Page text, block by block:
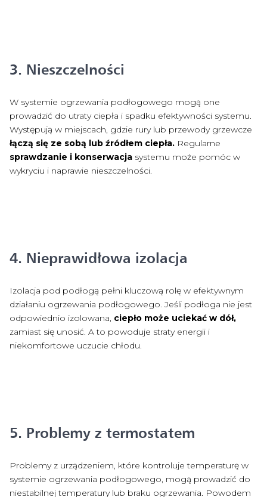
3. Nieszczelności
W systemie ogrzewania podłogowego mogą one
prowadzić do utraty ciepła i spadku efektywności systemu.
Występują w miejscach, gdzie rury lub przewody grzewcze
łączą się ze sobą lub źródłem ciepła. Regularne
sprawdzanie i konserwacja systemu może pomóc w
wykryciu i naprawie nieszczelności.
4. Nieprawidłowa izolacja
Izolacja pod podłogą pełni kluczową rolę w efektywnym
działaniu ogrzewania podłogowego. Jeśli podłoga nie jest
odpowiednio izolowana, ciepło może uciekać w dół,
zamiast się unosić. A to powoduje straty energii i
niekomfortowe uczucie chłodu.
5. Problemy z termostatem
Problemy z urządzeniem, które kontroluje temperaturę w
systemie ogrzewania podłogowego, mogą prowadzić do
niestabilnej temperatury lub braku ogrzewania. Powodem